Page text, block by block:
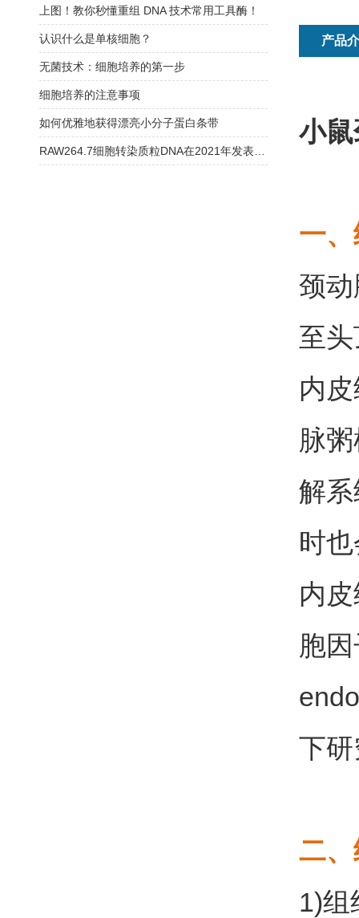
产品
小
一
颈
至
内
脉
解
时
内
胞
下
二
1)组
上图！教你秒懂重组 DNA 技术常用工具酶！
认识什么是单核细胞？
无菌技术：细胞培养的第一步
细胞培养的注意事项
如何优雅地获得漂亮小分子蛋白条带